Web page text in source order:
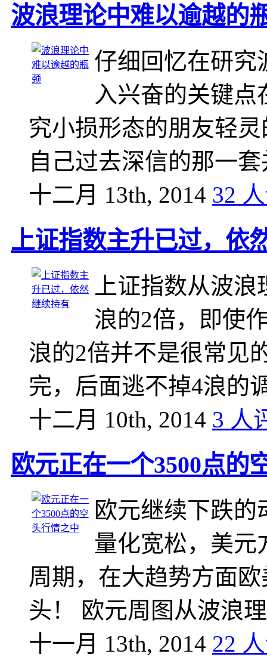
波浪理论中难以逾越的
仔细回忆在研究
入兴奋的关键点
究小损形态的朋友轻
自己过去深信的那一
十二月 13th, 2014 32
上证指数主升已过，依
上证指数从波
浪的2倍，即使
浪的2倍并不是很常见
完，后面逃不掉4浪的
十二月 10th, 2014 3 人
欧元正在一个3500点的
欧元继续下跌
量化宽松，美元
周期，在大趋势方面
头！ 欧元周图从波浪
十一月 13th, 2014 22